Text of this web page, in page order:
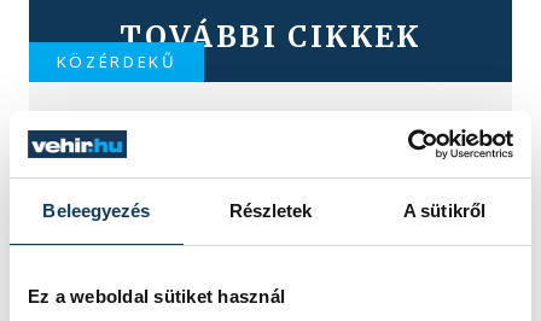
Beleegyezés Részletek A sütikről
Ez a weboldal sütiket használ
TOVÁBBI CIKKEK
KÖZÉRDEKŰ
Ideiglenes
forgalomkorlátozás a
Jókai utcában